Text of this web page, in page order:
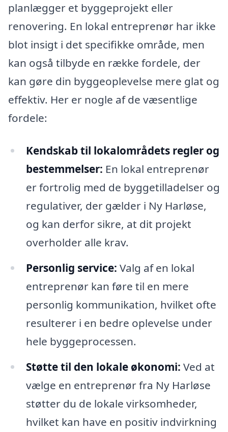
planlægger et byggeprojekt eller
renovering. En lokal entreprenør har ikke
blot insigt i det specifikke område, men
kan også tilbyde en række fordele, der
kan gøre din byggeoplevelse mere glat og
effektiv. Her er nogle af de væsentlige
fordele:
Kendskab til lokalområdets regler og
bestemmelser: En lokal entreprenør
er fortrolig med de byggetilladelser og
regulativer, der gælder i Ny Harløse,
og kan derfor sikre, at dit projekt
overholder alle krav.
Personlig service: Valg af en lokal
entreprenør kan føre til en mere
personlig kommunikation, hvilket ofte
resulterer i en bedre oplevelse under
hele byggeprocessen.
Støtte til den lokale økonomi: Ved at
vælge en entreprenør fra Ny Harløse
støtter du de lokale virksomheder,
hvilket kan have en positiv indvirkning